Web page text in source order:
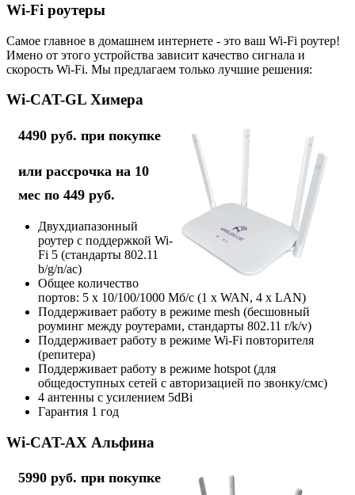
Wi-Fi роутеры
Самое главное в домашнем интернете - это ваш Wi-Fi роутер!
Имено от этого устройства зависит качество сигнала и
скорость Wi-Fi. Мы предлагаем только лучшие решения:
Wi-CAT-GL Химера
4490 руб. при покупке
или рассрочка на 10
мес по 449 руб.
Двухдиапазонный
роутер с поддержкой Wi-
Fi 5 (стандарты 802.11
b/g/n/ac)
Общее количество
портов: 5 х 10/100/1000 Мб/с (1 x WAN, 4 x LAN)
Поддерживает работу в режиме mesh (бесшовный
роуминг между роутерами, стандарты 802.11 r/k/v)
Поддерживает работу в режиме Wi-Fi повторителя
(репитера)
Поддерживает работу в режиме hotspot (для
общедоступных сетей с авторизацией по звонку/смс)
4 антенны с усилением 5dBi
Гарантия 1 год
Wi-CAT-AX Альфина
5990 руб. при покупке